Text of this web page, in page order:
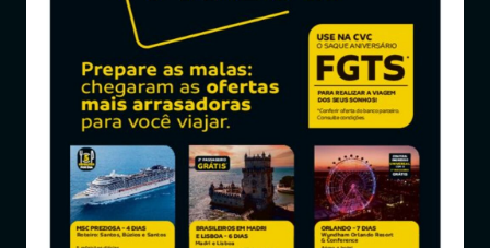
Notícias
Entrar